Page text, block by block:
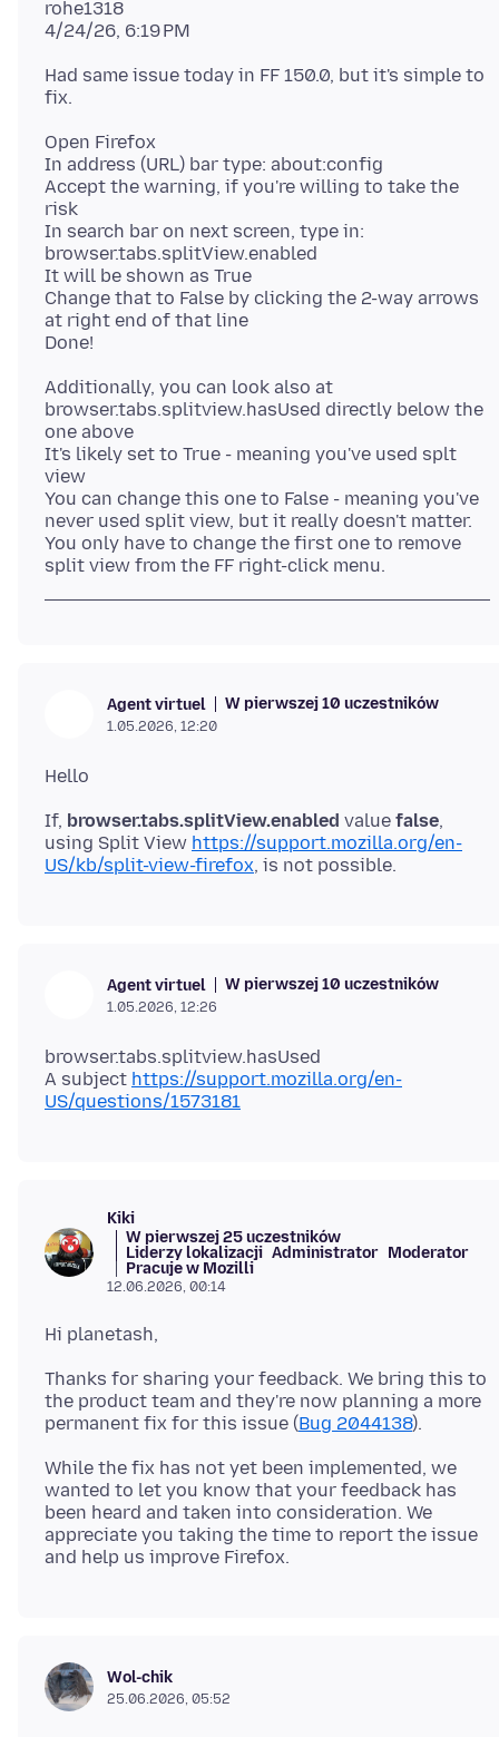
rohe1318
Had same issue today in FF 150.0, but it's simple to
Open Firefox
In address (URL) bar type: about:config
Accept the warning, if you're willing to take the
risk
In search bar on next screen, type in:
browser.tabs.splitView.enabled
It will be shown as True
Change that to False by clicking the 2-way arrows
at right end of that line
Additionally, you can look also at
browser.tabs.splitview.hasUsed directly below the
one above
It's likely set to True - meaning you've used splt
view
You can change this one to False - meaning you've
never used split view, but it really doesn't matter.
You only have to change the first one to remove
Agent virtuel W pierwszej 10 uczestników
1.05.2026, 12:20
If, browser.tabs.splitView.enabled value false,
using Split View https://support.mozilla.org/en-
US/kb/split-view-firefox
Agent virtuel W pierwszej 10 uczestników
1.05.2026, 12:26
browser.tabs.splitview.hasUsed
A subject https://support.mozilla.org/en-
US/questions/1573181
Kiki
W pierwszej 25 uczestników
Liderzy lokalizacji Administrator Moderator
Pracuje w Mozilli
12.06.2026, 00:14
Thanks for sharing your feedback. We bring this to
the product team and they're now planning a more
permanent fix for this issue (Bug 2044138
While the fix has not yet been implemented, we
wanted to let you know that your feedback has
been heard and taken into consideration. We
appreciate you taking the time to report the issue
Wol-chik
25.06.2026, 05:52